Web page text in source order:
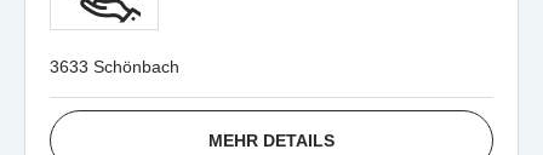
3633 Schönbach
MEHR DETAILS